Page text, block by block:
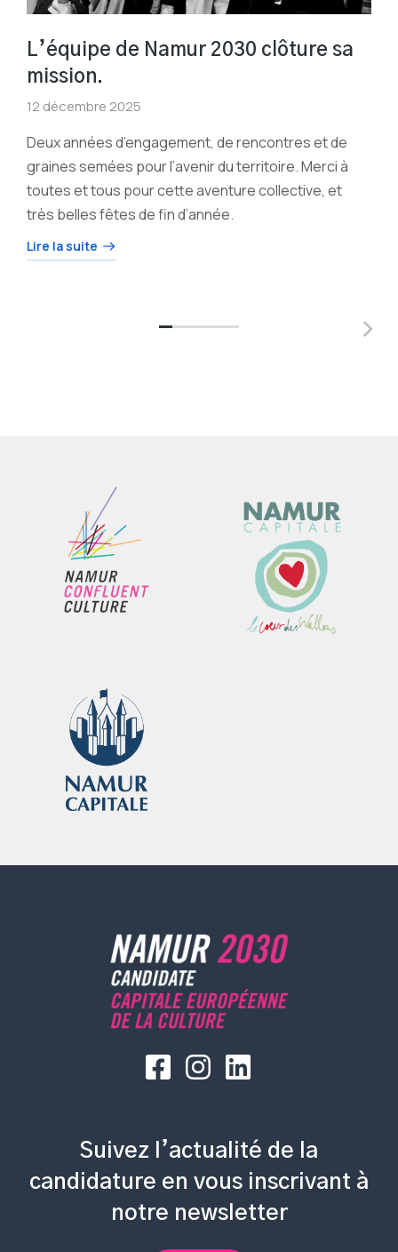
L’équipe de Namur 2030 clôture sa
mission.
12 décembre 2025
Deux années d’engagement, de rencontres et de
graines semées pour l’avenir du territoire. Merci à
toutes et tous pour cette aventure collective, et
très belles fêtes de fin d’année.
Lire la suite
Suivez l’actualité de la
candidature en vous inscrivant à
notre newsletter